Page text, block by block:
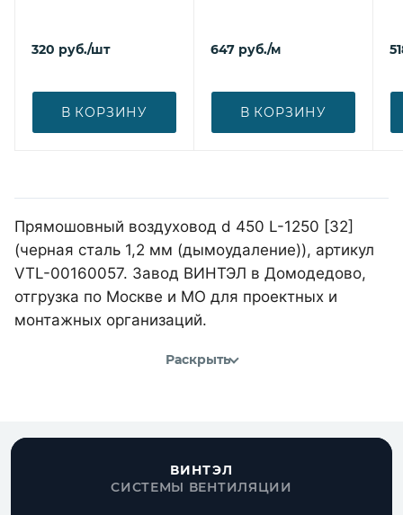
320 руб./шт
В КОРЗИНУ
647 руб./м
В КОРЗИНУ
Прямошовный воздуховод d 450 L-1250 [32]
(черная сталь 1,2 мм (дымоудаление)), артикул
VTL-00160057. Завод ВИНТЭЛ в Домодедово,
отгрузка по Москве и МО для проектных и
монтажных организаций.
Раскрыть
ВИНТЭЛ
СИСТЕМЫ ВЕНТИЛЯЦИИ